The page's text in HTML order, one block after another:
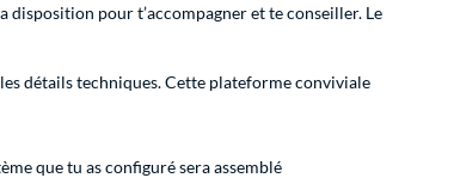
disposition pour t’accompagner et te conseiller. Le
détails techniques. Cette plateforme conviviale
que tu as configuré sera assemblé